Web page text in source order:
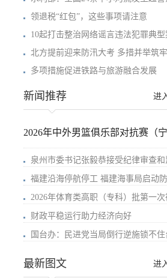
领退税“红包”，这些事项请注意
10起打击整治网络谣言违法犯罪典
北方提前迎来防汛大考 多措并举筑
多项措施促进铁路与旅游融合发展
进
新闻推荐
2026年中外男篮俱乐部对抗赛（宁
泉州市委书记张毅恭接受纪律审查
福建沿海停航停工 福建海事局启动
2026年体育类高职（专科）批第一
财政平稳运行助力经济向好
国台办：民进党当局倒行逆施锁不
进
最新图文